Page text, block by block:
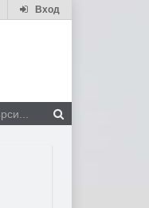
Вход